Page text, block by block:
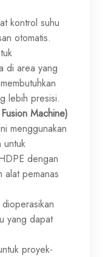
kontrol suhu
otomatis.
di area yang
lebih presisi.
Machine)
menggunakan
untuk
dengan
alat pemanas
yang dapat
proyek-